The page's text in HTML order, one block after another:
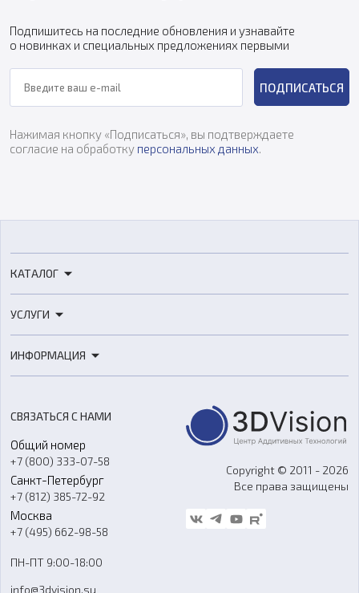
Подпишитесь на последние обновления и узнавайте
о новинках и специальных предложениях первыми
ПОДПИСАТЬСЯ
Нажимая кнопку «Подписаться», вы подтверждаете
согласие на обработку персональных данных
КАТАЛОГ
3D-сканеры
Расходные материалы
Оборудование и материалы для вакуумного литья
Аксессуары и прочее оборудование
Программное обеспечение
УСЛУГИ
3D-моделирование
Ремонт и услуги
ИНФОРМАЦИЯ
О компании
Контакты
Гос. закупки
Стать дилером
Блог
СВЯЗАТЬСЯ С НАМИ
Общий номер
+7 (800) 333-07-58
Санкт-Петербург
+7 (812) 385-72-92
Москва
+7 (495) 662-98-58
ПН-ПТ 9:00-18:00
info@3dvision.su
Copyright © 2011 - 2026
Все права защищены